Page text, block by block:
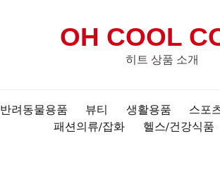
OH COOL
히트 상품 소개
반려동물용품 뷰티 생활용품 스포
패션의류/잡화
헬스/건강식품